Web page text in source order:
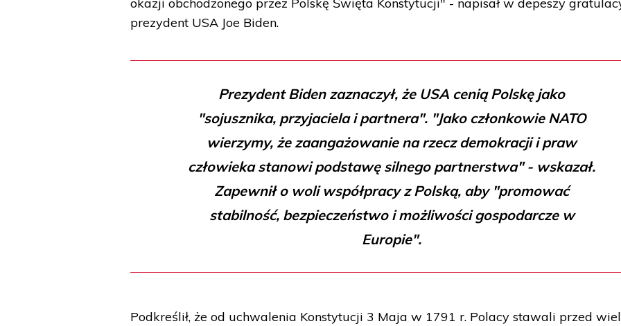
prezydent USA Joe Biden.
Prezydent Biden zaznaczył, że USA cenią Polskę jako
"sojusznika, przyjaciela i partnera". "Jako członkowie NATO
wierzymy, że zaangażowanie na rzecz demokracji i praw
człowieka stanowi podstawę silnego partnerstwa" - wskazał.
Zapewnił o woli współpracy z Polską, aby "promować
stabilność, bezpieczeństwo i możliwości gospodarcze w
Europie".
Podkreślił, że od uchwalenia Konstytucji 3 Maja w 1791 r. Polacy stawali przed